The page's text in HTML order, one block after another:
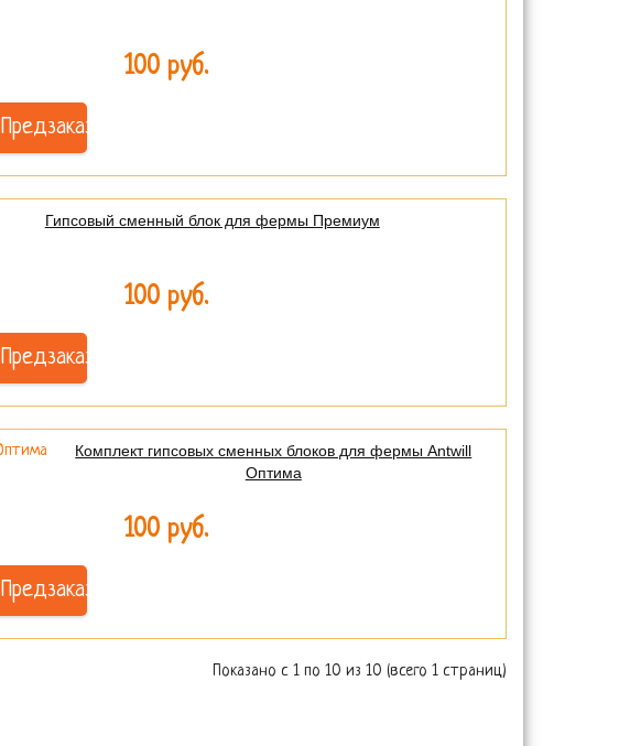
100 руб.
Предзаказ
Гипсовый сменный блок для фермы Премиум
100 руб.
Предзаказ
Комплект гипсовых сменных блоков для фермы Antwill
Оптима
100 руб.
Предзаказ
Показано с 1 по 10 из 10 (всего 1 страниц)